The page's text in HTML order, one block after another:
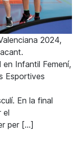
2024,
Infantil Femení,
Esportives
En la final
el
per […]